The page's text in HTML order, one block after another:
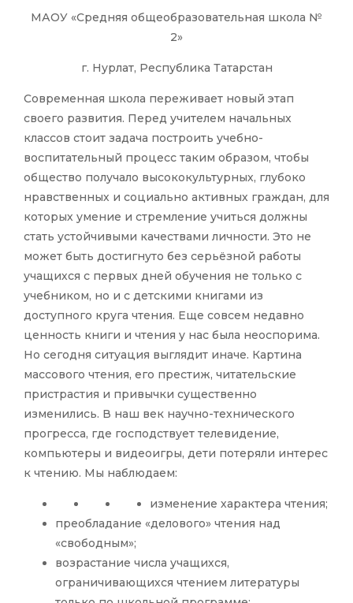
МАОУ «Средняя общеобразовательная школа №
2»
г. Нурлат, Республика Татарстан
Современная школа переживает новый этап
своего развития. Перед учителем начальных
классов стоит задача построить учебно-
воспитательный процесс таким образом, чтобы
общество получало высококультурных, глубоко
нравственных и социально активных граждан, для
которых умение и стремление учиться должны
стать устойчивыми качествами личности. Это не
может быть достигнуто без серьёзной работы
учащихся с первых дней обучения не только с
учебником, но и с детскими книгами из
доступного круга чтения. Еще совсем недавно
ценность книги и чтения у нас была неоспорима.
Но сегодня ситуация выглядит иначе. Картина
массового чтения, его престиж, читательские
пристрастия и привычки существенно
изменились. В наш век научно-технического
прогресса, где господствует телевидение,
компьютеры и видеоигры, дети потеряли интерес
к чтению. Мы наблюдаем:
изменение характера чтения;
преобладание «делового» чтения над
«свободным»;
возрастание числа учащихся,
ограничивающихся чтением литературы